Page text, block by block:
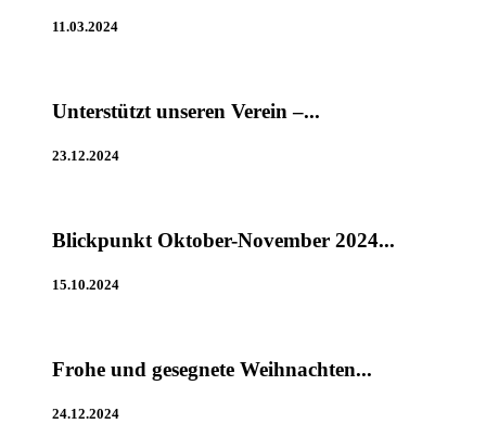
11.03.2024
Unterstützt unseren Verein –...
23.12.2024
Blickpunkt Oktober-November 2024...
15.10.2024
Frohe und gesegnete Weihnachten...
24.12.2024